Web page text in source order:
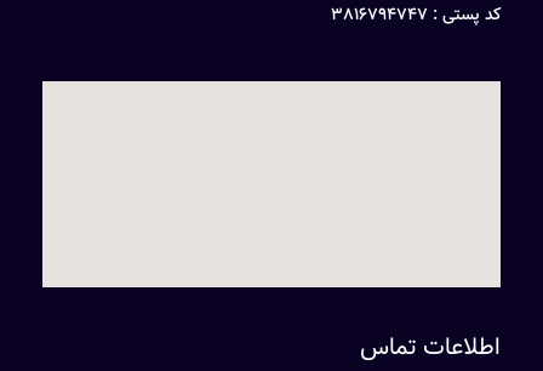
کد پستی : 3816794747
اطلاعات تماس